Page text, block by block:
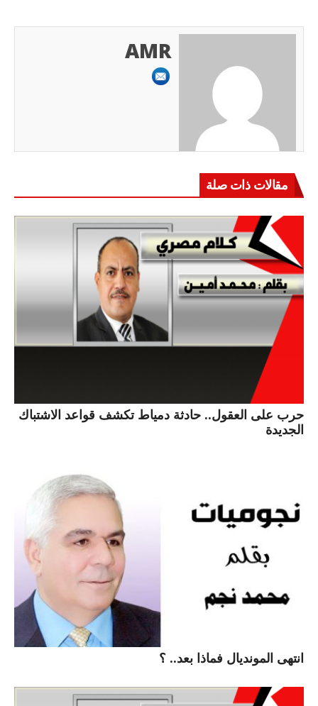
AMR
مقالات ذات صلة
حرب على العقول.. حادثة دمياط تكشف قواعد الاشتباك
الجديدة
انتهى المونديال فماذا بعد.. ؟